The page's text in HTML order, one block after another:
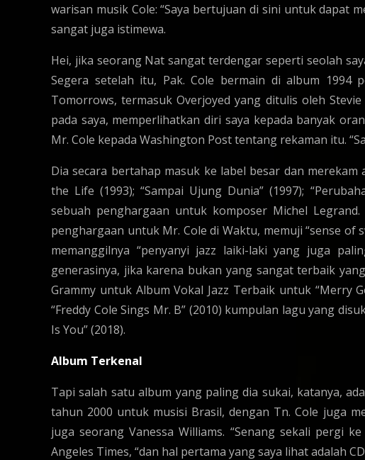
warisan musik Cole: “Saya bertujuan di sini untuk dapat
sangat juga istimewa.
Hei, jika seorang Nat sangat terdengar seperti seolah
Segera setelah itu, Pak. Cole bermain di album 1994
Tomorrows, termasuk Overjoyed yang ditulis oleh
pada saya, memperlihatkan diri saya kepada banyak
Mr. Cole kepada Washington Post tentang rekaman itu.
Dia secara bertahap masuk ke label besar dan
the Life (1993); “Sampai Ujung Dunia” (1997);
sebuah penghargaan untuk komposer Michel
penghargaan untuk Mr. Cole di Waktu, memuji “sense of
memanggilnya “penyanyi jazz laiki-laki yang juga
generasinya, jika karena bukan yang sangat terbaik
Grammy untuk Album Vokal Jazz Terbaik untuk “Merry
“Freddy Cole Sings Mr. B” (2010) kumpulan lagu yang
Is You” (2018).
Album Terkenal
Tapi salah satu album yang paling dia sukai, katanya,
tahun 2000 untuk musisi Brasil, dengan Tn. Cole juga
juga seorang Vanessa Williams. “Senang sekali pergi
Angeles Times, “dan hal pertama yang saya lihat adalah